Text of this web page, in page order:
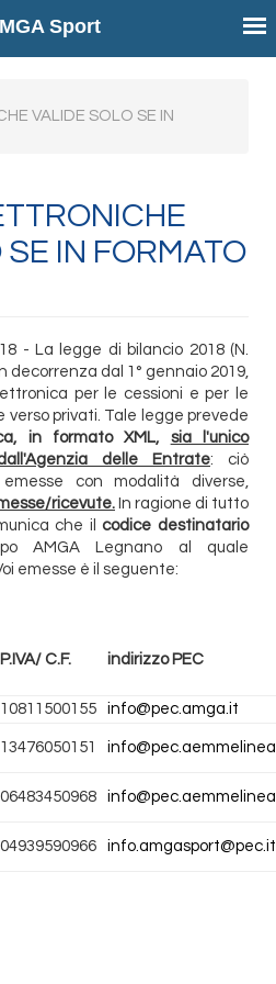
Sport
VALIDE SOLO SE IN
IN FORMATO
- La legge di bilancio 2018 (N.
decorrenza dal 1° gennaio 2019,
per le cessioni e per le
verso privati. Tale legge prevede
in formato XML, sia l'unico
delle Entrate: ciò
con modalità diverse,
ricevute. In ragione di tutto
che ilcodice destinatario
AMGA Legnano al quale
emesse è il seguente:
P.IVA/ C.F. indirizzo PEC
10811500155
info@pec.amga.it
13476050151
06483450968
04939590966 info.amgasport@pec.it